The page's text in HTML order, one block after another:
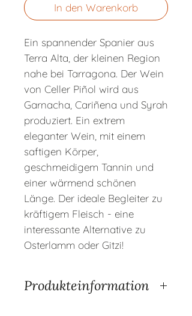
In den Warenkorb
Ein spannender Spanier aus
Terra Alta, der kleinen Region
nahe bei Tarragona. Der Wein
von Celler Piñol wird aus
Garnacha, Cariñena und Syrah
produziert. Ein extrem
eleganter Wein, mit einem
saftigen Körper,
geschmeidigem Tannin und
einer wärmend schönen
Länge. Der ideale Begleiter zu
kräftigem Fleisch - eine
interessante Alternative zu
Osterlamm oder Gitzi!
Produkteinformation